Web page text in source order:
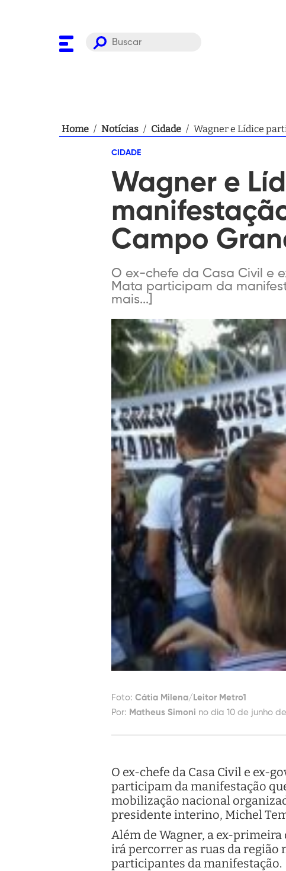
Home / Notícias / Cidade / Wagner e Lídice
CIDADE
Wagner e
Campo
O ex-chefe da Casa Civil e
Mata participam da
mais...]
Foto: Cátia Milena/Leitor Metro1
Por: Matheus Simoni no dia 10 de junho de
O ex-chefe da Casa Civil e ex-
participam da manifestação
mobilização nacional
presidente interino, Michel
Além de Wagner, a ex-
irá percorrer as ruas da região
participantes da manifestação.